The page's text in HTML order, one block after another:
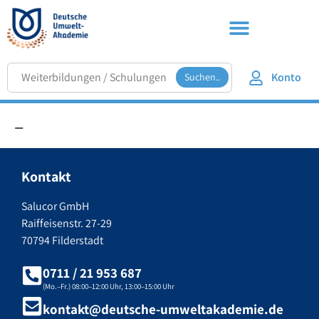
Suchen.. Konto
–
Kontakt
Salucor GmbH
Raiffeisenstr. 27-29
70794 Filderstadt
0711 / 21 953 687
(Mo.–Fr.) 08:00–12:00 Uhr, 13:00–15:00 Uhr
kontakt@deutsche-umweltakademie.de